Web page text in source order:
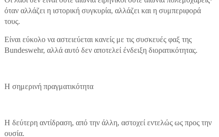
όταν αλλάζει η ιστορική συγκυρία, αλλάζει και η συμπεριφορά
τους.
Είναι εύκολο να αστειεύεται κανείς με τις συσκευές φαξ της
Bundeswehr, αλλά αυτό δεν αποτελεί ένδειξη διορατικότητας.
Η σημερινή πραγματικότητα
Η δεύτερη αντίδραση, από την άλλη, αστοχεί εντελώς ως προς την
ουσία.